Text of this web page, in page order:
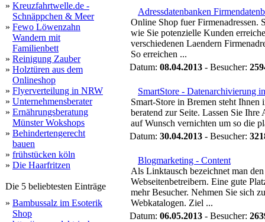
» Kreuzfahrtwelle.de -
Schnäppchen & Meer
» Fewo Löwenzahn
Wandern mit
Familienbett
» Reinigung Zauber
» Holztüren aus dem
Onlineshop
» Flyerverteilung in NRW
» Unternehmensberater
» Ernährungsberatung
Münster Wokshops
» Behindertengerecht
bauen
» frühstücken köln
» Die Haarfritzen
Die 5 beliebtesten Einträge
» Bambussalz im Esoterik
Shop
Adressdatenbanken
Online Shop fuer Firmenadressen.
wie Sie potenzielle Kunden
verschiedenen Laendern
So erreichen ...
Datum: 08.04.2013 - Besucher:
SmartStore - Datenarchivierung
Smart-Store in Bremen steht
beratend zur Seite. Lassen Sie
auf Wunsch vernichten um so die
Datum: 30.04.2013 - Besucher:
Blogmarketing - Content
Als Linktausch bezeichnet man
Webseitenbetreibern. Eine gute
mehr Besucher. Nehmen Sie sich
Webkatalogen. Ziel ...
Datum: 06.05.2013 - Besucher: